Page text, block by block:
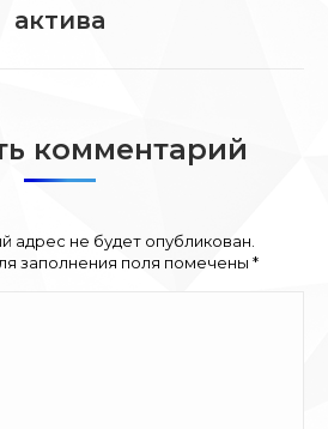
актива
комментарий
адрес не будет опубликован.
заполнения поля помечены *